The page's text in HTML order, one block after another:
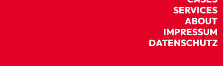
SERVICES
ABOUT
IMPRESSUM
DATENSCHUTZ